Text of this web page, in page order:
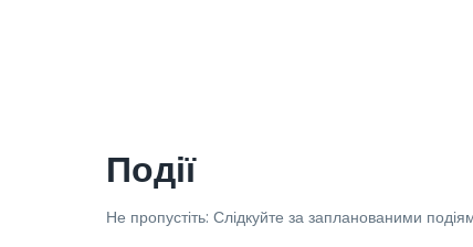
Події
Не пропустіть: Слідкуйте за запланованими